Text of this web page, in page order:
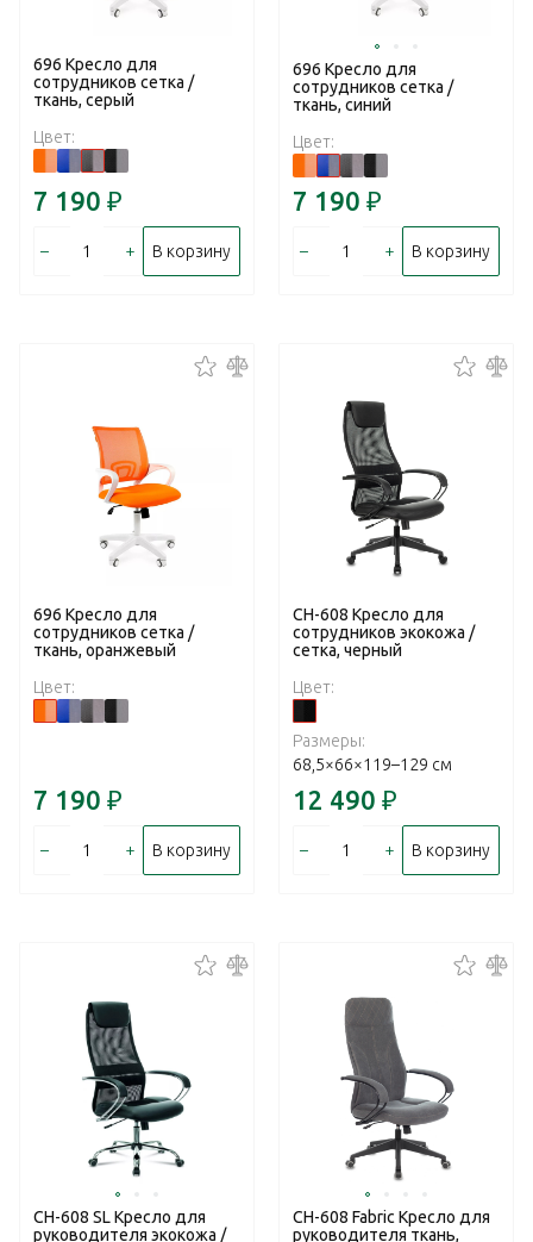
696 Кресло для
сотрудников сетка /
ткань, серый
Цвет:
7 190 ₽
– + В корзину
696 Кресло для
сотрудников сетка /
ткань, синий
Цвет:
7 190 ₽
– + В корзину
696 Кресло для
сотрудников сетка /
ткань, оранжевый
Цвет:
7 190 ₽
– + В корзину
CH-608 Кресло для
сотрудников экокожа /
сетка, черный
Цвет:
Размеры:
68,5×66×119–129 см
12 490 ₽
– + В корзину
CH-608 SL Кресло для
руководителя экокожа /
CH-608 Fabric Кресло для
руководителя ткань,